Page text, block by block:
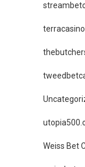
Weiss Bet